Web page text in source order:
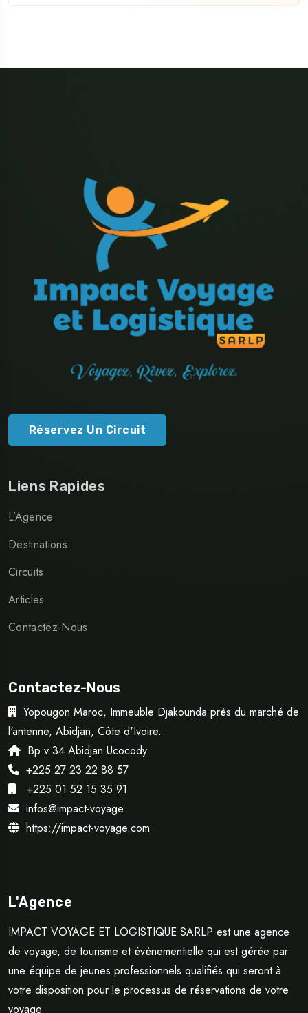
Réservez Un Circuit
Liens Rapides
L’Agence
Destinations
Circuits
Articles
Contactez-Nous
Contactez-Nous
Yopougon Maroc, Immeuble Djakounda près du marché de
l'antenne, Abidjan, Côte d'Ivoire.
Bp v 34 Abidjan Ucocody
+225 27 23 22 88 57
+225 01 52 15 35 91
infos@impact-voyage
https://impact-voyage.com
L'Agence
IMPACT VOYAGE ET LOGISTIQUE SARLP est une agence
de voyage, de tourisme et évènementielle qui est gérée par
une équipe de jeunes professionnels qualifiés qui seront à
votre disposition pour le processus de réservations de votre
voyage.